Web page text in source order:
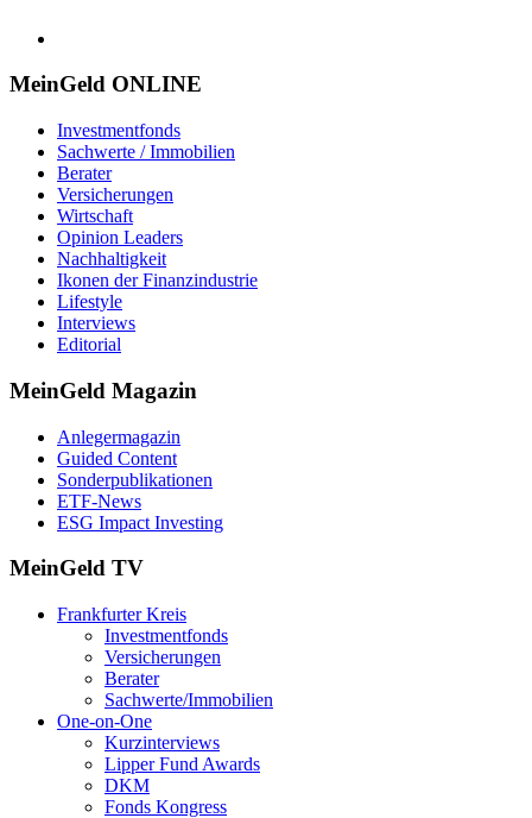
MeinGeld ONLINE
Investmentfonds
Sachwerte / Immobilien
Berater
Versicherungen
Wirtschaft
Opinion Leaders
Nachhaltigkeit
Ikonen der Finanzindustrie
Lifestyle
Interviews
Editorial
MeinGeld Magazin
Anlegermagazin
Guided Content
Sonderpublikationen
ETF-News
ESG Impact Investing
MeinGeld TV
Frankfurter Kreis
Investmentfonds
Versicherungen
Berater
Sachwerte/Immobilien
One-on-One
Kurzinterviews
Lipper Fund Awards
DKM
Fonds Kongress